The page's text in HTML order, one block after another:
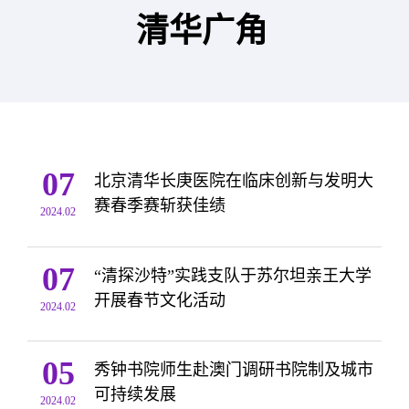
清华广角
07
2024.02
北京清华长庚医院在临床创新与发明大
赛春季赛斩获佳绩
07
2024.02
“清探沙特”实践支队于苏尔坦亲王大学
开展春节文化活动
05
2024.02
秀钟书院师生赴澳门调研书院制及城市
可持续发展